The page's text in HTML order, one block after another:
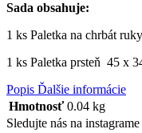
Sada obsahuje:
1 ks Paletka na chrbát
1 ks Paletka prsteň 45 x
Popis Ďalšie informácie
Hmotnosť 0.04 kg
Sledujte nás na instagrame